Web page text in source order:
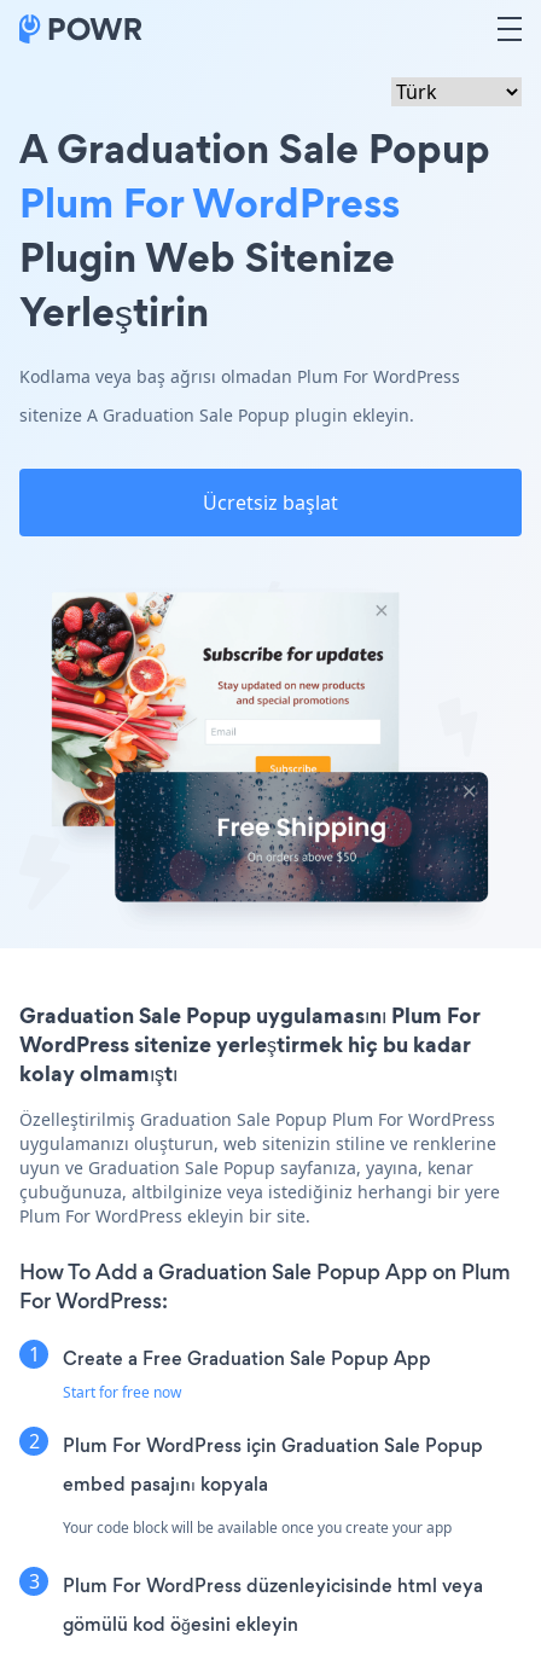
A Graduation Sale Popup
Plum For WordPress
Plugin Web Sitenize
Yerleştirin
Kodlama veya baş ağrısı olmadan Plum For WordPress
sitenize A Graduation Sale Popup plugin ekleyin.
Ücretsiz başlat
Graduation Sale Popup uygulamasını Plum For
WordPress sitenize yerleştirmek hiç bu kadar
kolay olmamıştı
Özelleştirilmiş Graduation Sale Popup Plum For WordPress
uygulamanızı oluşturun, web sitenizin stiline ve renklerine
uyun ve Graduation Sale Popup sayfanıza, yayına, kenar
çubuğunuza, altbilginize veya istediğiniz herhangi bir yere
Plum For WordPress ekleyin bir site.
How To Add a Graduation Sale Popup App on Plum
For WordPress:
Create a Free Graduation Sale Popup App
Start for free now
Plum For WordPress için Graduation Sale Popup
embed pasajını kopyala
Your code block will be available once you create your app
Plum For WordPress düzenleyicisinde html veya
gömülü kod öğesini ekleyin